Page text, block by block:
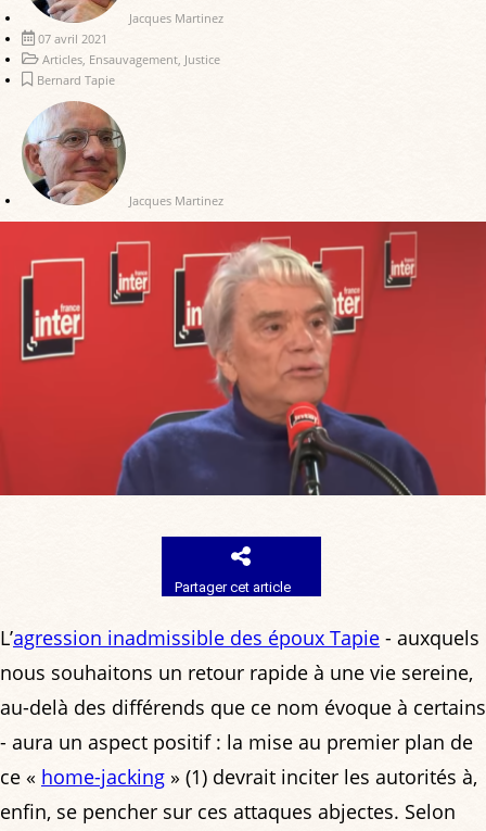
Jacques Martinez
07 avril 2021
Articles, Ensauvagement, Justice
Bernard Tapie
Jacques Martinez
Partager cet article
L’agression inadmissible des époux Tapie - auxquels
nous souhaitons un retour rapide à une vie sereine,
au-delà des différends que ce nom évoque à certains
- aura un aspect positif : la mise au premier plan de
ce « home-jacking » (1) devrait inciter les autorités à,
enfin, se pencher sur ces attaques abjectes. Selon